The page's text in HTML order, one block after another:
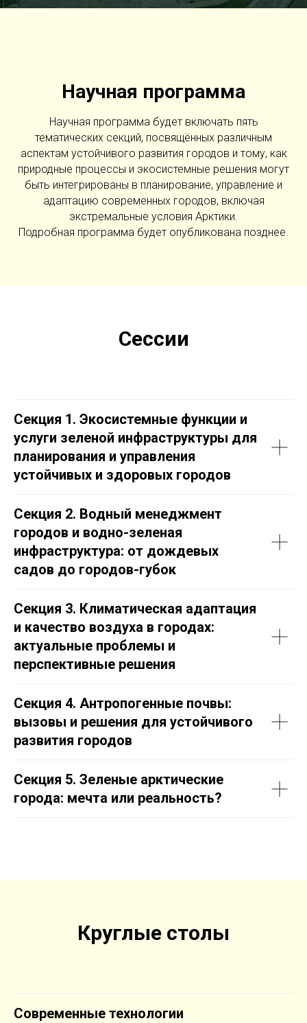
Научная программа
Научная программа будет включать пять
тематических секций, посвящённых различным
аспектам устойчивого развития городов и тому, как
природные процессы и экосистемные решения могут
быть интегрированы в планирование, управление и
адаптацию современных городов, включая
экстремальные условия Арктики.
Подробная программа будет опубликована позднее.
Сессии
Секция 1. Экосистемные функции и
услуги зеленой инфраструктуры для
планирования и управления
устойчивых и здоровых городов
Секция 2. Водный менеджмент
городов и водно-зеленая
инфраструктура: от дождевых
садов до городов-губок
Секция 3. Климатическая адаптация
и качество воздуха в городах:
актуальные проблемы и
перспективные решения
Секция 4. Антропогенные почвы:
вызовы и решения для устойчивого
развития городов
Секция 5. Зеленые арктические
города: мечта или реальность?
Круглые столы
Современные технологии